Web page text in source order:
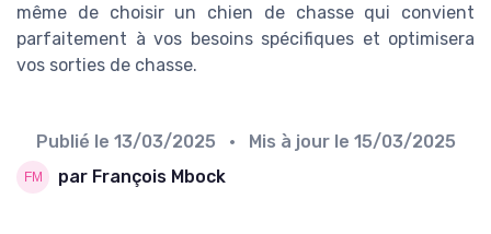
même de choisir un chien de chasse qui convient
parfaitement à vos besoins spécifiques et optimisera
vos sorties de chasse.
Publié le 13/03/2025 • Mis à jour le 15/03/2025
par François Mbock